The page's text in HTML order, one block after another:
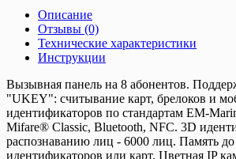
Описание
Отзывы (0)
Технические характеристики
Инструкции
Вызывная панель на 8 абонентов.
"UKEY": считывание карт, брелоков и
идентификаторов по стандартам EM-
Mifare® Classic, Bluetooth, NFC. 3D
распознаванию лиц - 6000 лиц. Память
идентификаторов или карт. Цветная IP